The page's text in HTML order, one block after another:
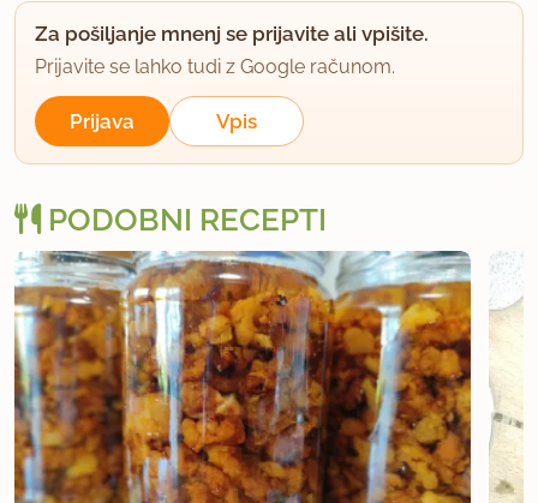
Za pošiljanje mnenj se prijavite ali vpišite.
Prijavite se lahko tudi z Google računom.
Prijava Vpis
PODOBNI RECEPTI